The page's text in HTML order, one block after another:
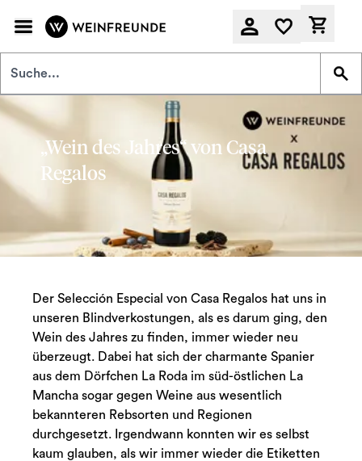
„Wein des Jahres“ von Casa
Regalos
Der Selección Especial von Casa Regalos hat uns in
unseren Blindverkostungen, als es darum ging, den
Wein des Jahres zu finden, immer wieder neu
überzeugt. Dabei hat sich der charmante Spanier
aus dem Dörfchen La Roda im süd-östlichen La
Mancha sogar gegen Weine aus wesentlich
bekannteren Rebsorten und Regionen
durchgesetzt. Irgendwann konnten wir es selbst
kaum glauben, als wir immer wieder die Etiketten